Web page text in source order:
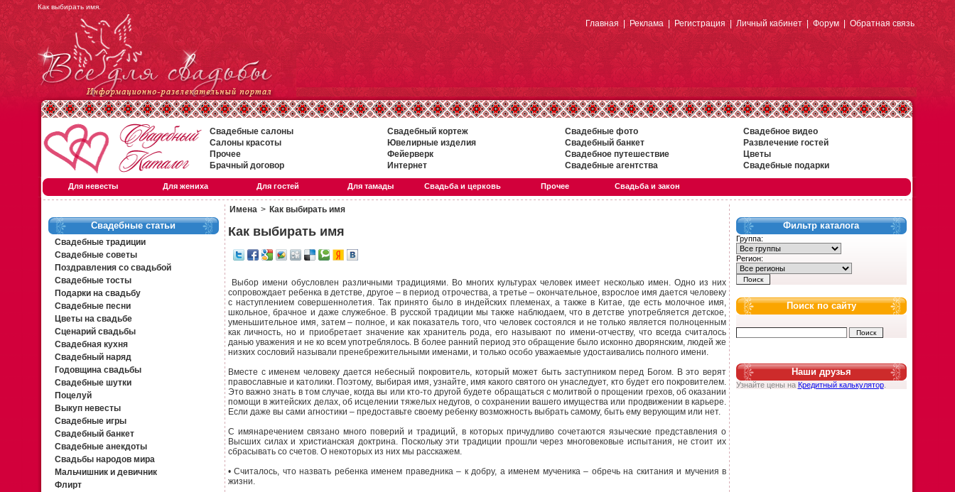
Как выбирать имя.
Главная|Реклама|Регистрация| Личный кабинет|Форум| Обратная связь
Свадебные салоны Свадебный кортеж Свадебные фото
Свадебное видео
Салоны красоты
Ювелирные изделия Свадебный банкет
Развлечение гостей
Прочее
Фейерверк Свадебное путешествие
Цветы
Брачный договор
Интернет Свадебные агентства Свадебные подарки
Для невесты Для жениха Для гостей Для тамады Свадьба и церковь Прочее Свадьба и закон
Свадебные статьи
Свадебные традиции
Свадебные советы
Поздравления со свадьбой
Свадебные тосты
Подарки на свадьбу
Свадебные песни
Цветы на свадьбе
Сценарий свадьбы
Свадебная кухня
Свадебный наряд
Годовщина свадьбы
Свадебные шутки
Поцелуй
Выкуп невесты
Свадебные игры
Свадебный банкет
Свадебные анекдоты
Свадьбы народов мира
Мальчишник и девичник
Флирт
Имена > Как выбирать имя
Как выбирать имя
Выбор имени обусловлен различными традициями. Во многих культурах человек имеет несколько имен. Одно из них
сопровождает ребенка в детстве, другое – в период отрочества, а третье – окончательное, взрослое имя дается человеку
с наступлением совершеннолетия. Так принято было в индейских племенах, а также в Китае, где есть молочное имя,
школьное, брачное и даже служебное. В русской традиции мы также наблюдаем, что в детстве употребляется детское,
уменьшительное имя, затем – полное, и как показатель того, что человек состоялся и не только является полноценным
как личность, но и приобретает значение как хранитель рода, его называют по имени-отчеству, что всегда считалось
данью уважения и не ко всем употреблялось. В более ранний период это обращение было исконно дворянским, людей же
низких сословий называли пренебрежительными именами, и только особо уважаемые удостаивались полного имени.
Вместе с именем человеку дается небесный покровитель, который может быть заступником перед Богом. В это верят
православные и католики. Поэтому, выбирая имя, узнайте, имя какого святого он унаследует, кто будет его покровителем.
Это важно знать в том случае, когда вы или кто-то другой будете обращаться с молитвой о прощении грехов, об оказании
помощи в житейских делах, об исцелении тяжелых недугов, о сохранении вашего имущества или продвижении в карьере.
Если даже вы сами агностики – предоставьте своему ребенку возможность выбрать самому, быть ему верующим или нет.
С имянаречением связано много поверий и традиций, в которых причудливо сочетаются языческие представления о
Высших силах и христианская доктрина. Поскольку эти традиции прошли через многовековые испытания, не стоит их
сбрасывать со счетов. О некоторых из них мы расскажем.
• Считалось, что назвать ребенка именем праведника – к добру, а именем мученика – обречь на скитания и мучения в
жизни.
Фильтр каталога
Группа:
Регион:
Поиск по сайту
Наши друзья
Узнайте цены на Кредитный калькулятор.